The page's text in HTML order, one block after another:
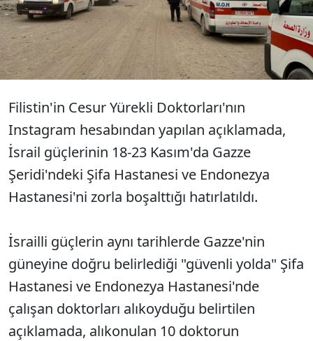
doktordan haber alınamıyor.
Filistin'in Cesur Yürekli Doktorları'nın
Instagram hesabından yapılan açıklamada,
İsrail güçlerinin 18-23 Kasım'da Gazze
Şeridi'ndeki Şifa Hastanesi ve Endonezya
Hastanesi'ni zorla boşalttığı hatırlatıldı.
İsrailli güçlerin aynı tarihlerde Gazze'nin
güneyine doğru belirlediği "güvenli yolda" Şifa
Hastanesi ve Endonezya Hastanesi'nde
çalışan doktorları alıkoyduğu belirtilen
açıklamada, alıkonulan 10 doktorun